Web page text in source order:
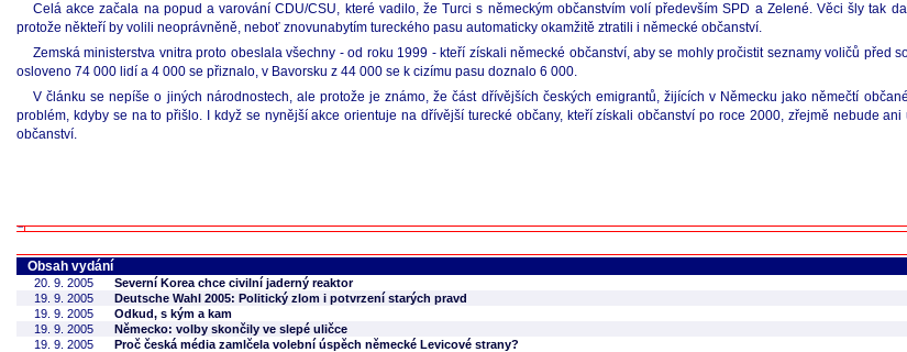
Celá akce začala na popud a varování CDU/CSU, které vadilo, že Turci s německým občanstvím volí především SPD a Zelené. Věci šly tak
protože někteří by volili neoprávněně, neboť znovunabytím tureckého pasu automaticky okamžitě ztratili i německé občanství.
Zemská ministerstva vnitra proto obeslala všechny - od roku 1999 - kteří získali německé občanství, aby se mohly pročistit seznamy voličů před
osloveno 74 000 lidí a 4 000 se přiznalo, v Bavorsku z 44 000 se k cizímu pasu doznalo 6 000.
V článku se nepíše o jiných národnostech, ale protože je známo, že část dřívějších českých emigrantů, žijících v Německu jako němečtí
problém, kdyby se na to přišlo. I když se nynější akce orientuje na dřívější turecké občany, kteří získali občanství po roce 2000, zřejmě nebude
občanství.
Obsah vydání
20. 9. 2005
Severní Korea chce civilní jaderný reaktor
19. 9. 2005
Deutsche Wahl 2005: Politický zlom i potvrzení starých pravd
19. 9. 2005
Odkud, s kým a kam
19. 9. 2005
Německo: volby skončily ve slepé uličce
19. 9. 2005
Proč česká média zamlčela volební úspěch německé Levicové strany?